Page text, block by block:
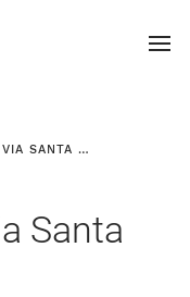
MIRANO (VE) – VIA SANTA BAKHITA
Santa